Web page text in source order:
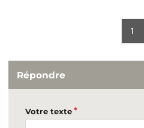
1
Répondre
Votre texte